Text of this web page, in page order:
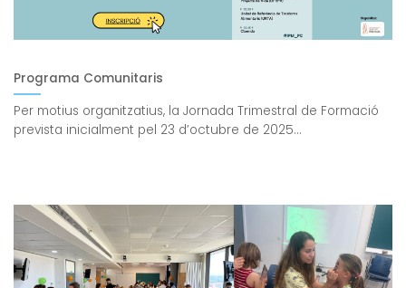
Programa Comunitaris
Per motius organitzatius, la Jornada Trimestral de Formació
prevista inicialment pel 23 d’octubre de 2025...